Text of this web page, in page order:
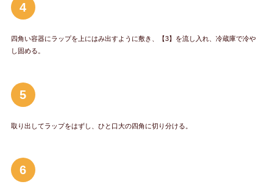
4
四角い容器にラップを上にはみ出すように敷き、【3】を流し入れ、冷蔵庫で冷や
し固める。
5
取り出してラップをはずし、ひと口大の四角に切り分ける。
6